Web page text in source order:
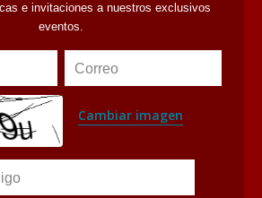
e invitaciones a nuestros exclusivos
eventos.
Correo
Cambiar imagen